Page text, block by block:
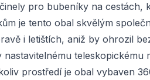
pro bubeníky na
je tento obal skvělým
i letištích, aniž by ohrozil
prostředí je obal vybaven